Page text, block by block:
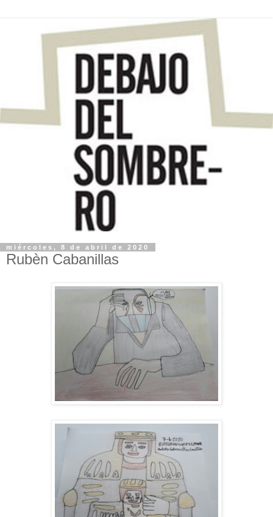
miércoles, 8 de abril de 2020
Rubèn Cabanillas